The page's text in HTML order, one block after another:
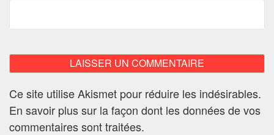
Ce site utilise Akismet pour réduire les indésirables.
En savoir plus sur la façon dont les données de vos
commentaires sont traitées.